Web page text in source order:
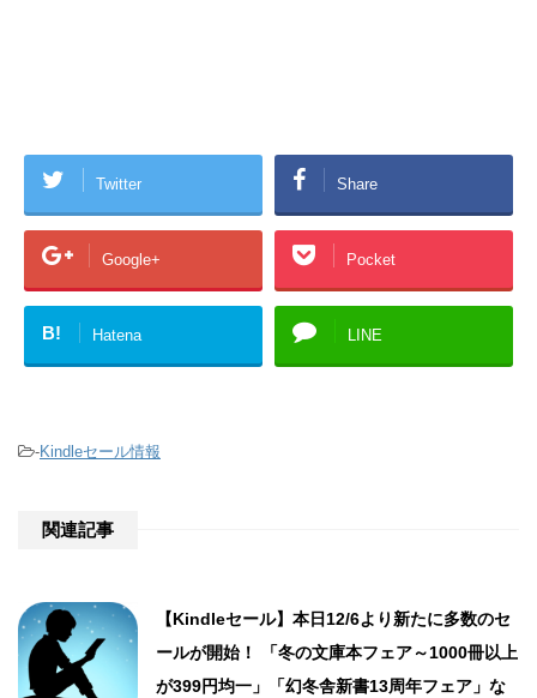
Twitter Share
Google+ Pocket
B! Hatena LINE
-Kindleセール情報
関連記事
【Kindleセール】本日12/6より新たに多数のセ
ールが開始！ 「冬の文庫本フェア～1000冊以上
が399円均一」「幻冬舎新書13周年フェア」な